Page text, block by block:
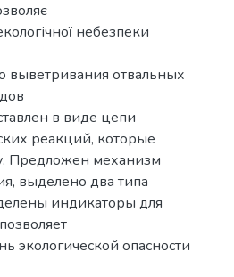
небезпеки
выветривания отвальных
в виде цепи
реакций, которые
Предложен механизм
выделено два типа
индикаторы для
экологической опасности